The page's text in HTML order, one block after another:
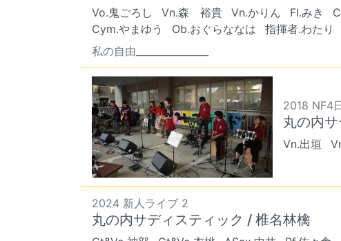
Vo.鬼ごろし Vn.森 裕貴 Vn.かりん Fl.みき
Cym.やまゆう
Ob.おぐらななは
指揮者.わたり
私の自由_______________
2018 NF4
丸の内
Vn.出垣
2024 新人ライブ 2
丸の内サディスティック / 椎名林檎